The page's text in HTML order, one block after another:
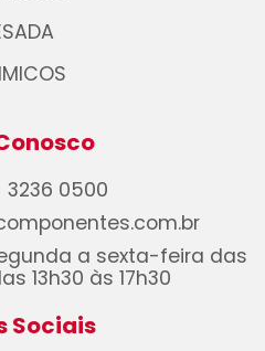
3236 0500
a sexta-feira das
13h30 às 17h30
Sociais